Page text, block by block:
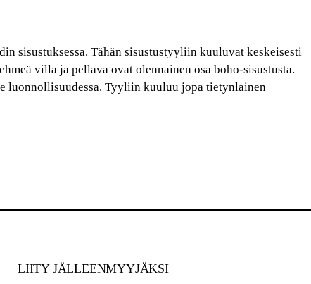
sisustuksessa. Tähän sisustustyyliin kuuluvat keskeisesti
villa ja pellava ovat olennainen osa boho-sisustusta.
luonnollisuudessa. Tyyliin kuuluu jopa tietynlainen
LIITY JÄLLEENMYYJÄKSI